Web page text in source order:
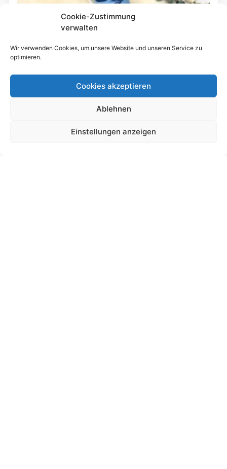
Cookie-Zustimmung
verwalten
Wir verwenden Cookies, um unsere Website und unseren Service zu
optimieren.
Cookies akzeptieren
Ablehnen
Einstellungen anzeigen
Schultütendesign „Anton“ Motorrad